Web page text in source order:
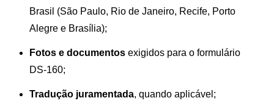
Brasil (São Paulo, Rio de Janeiro, Recife, Porto
Alegre e Brasília);
Fotos e documentos exigidos para o formulário
DS-160;
Tradução juramentada, quando aplicável;